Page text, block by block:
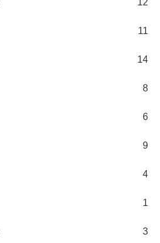
11
14
8
6
9
4
1
3